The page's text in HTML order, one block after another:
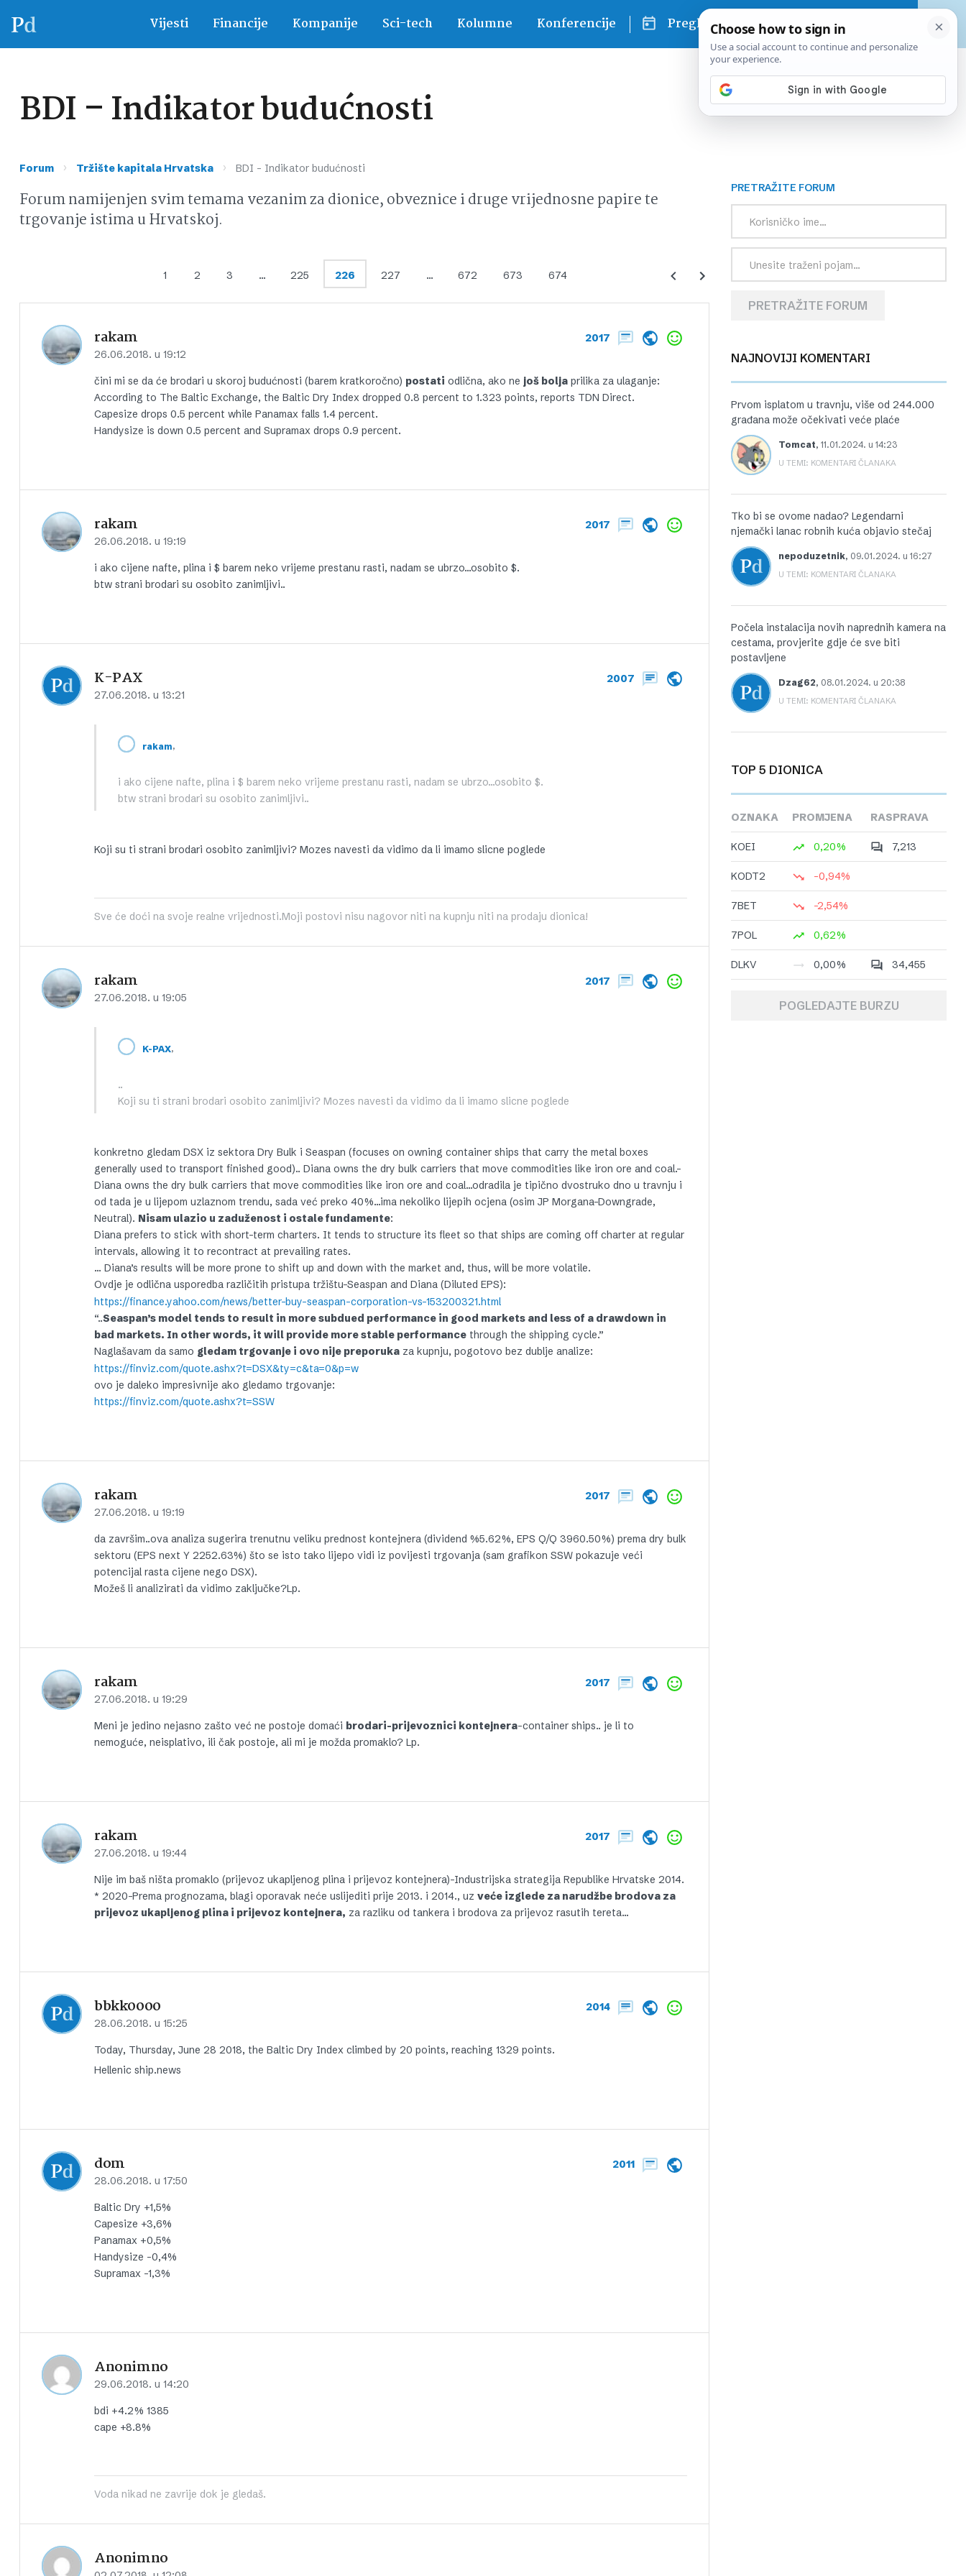
Vijesti Financije Kompanije Sci-tech Kolumne Konferencije Pregled dana
BDI – Indikator budućnosti
Forum › Tržište kapitala Hrvatska › BDI – Indikator budućnosti
Forum namijenjen svim temama vezanim za dionice, obveznice i druge vrijednosne papire te
trgovanje istima u Hrvatskoj.
1 2 3 … 225 226 227 … 672 673 674
rakam
26.06.2018. u 19:12
2017
čini mi se da će brodari u skoroj budućnosti (barem kratkoročno) postati odlična, ako ne još bolja prilika za ulaganje:
According to The Baltic Exchange, the Baltic Dry Index dropped 0.8 percent to 1.323 points, reports TDN Direct.
Capesize drops 0.5 percent while Panamax falls 1.4 percent.
Handysize is down 0.5 percent and Supramax drops 0.9 percent.
rakam
26.06.2018. u 19:19
2017
i ako cijene nafte, plina i $ barem neko vrijeme prestanu rasti, nadam se ubrzo…osobito $.
btw strani brodari su osobito zanimljivi..
K-PAX
27.06.2018. u 13:21
2007
rakam,
i ako cijene nafte, plina i $ barem neko vrijeme prestanu rasti, nadam se ubrzo…osobito $.
btw strani brodari su osobito zanimljivi..
Koji su ti strani brodari osobito zanimljivi? Mozes navesti da vidimo da li imamo slicne poglede
Sve će doći na svoje realne vrijednosti.Moji postovi nisu nagovor niti na kupnju niti na prodaju dionica!
rakam
27.06.2018. u 19:05
2017
K-PAX,
..
Koji su ti strani brodari osobito zanimljivi? Mozes navesti da vidimo da li imamo slicne poglede
konkretno gledam DSX iz sektora Dry Bulk i Seaspan (focuses on owning container ships that carry the metal boxes
generally used to transport finished good).. Diana owns the dry bulk carriers that move commodities like iron ore and coal.-
Diana owns the dry bulk carriers that move commodities like iron ore and coal…odradila je tipično dvostruko dno u travnju i
od tada je u lijepom uzlaznom trendu, sada već preko 40%…ima nekoliko lijepih ocjena (osim JP Morgana-Downgrade,
Neutral). Nisam ulazio u zaduženost i ostale fundamente:
Diana prefers to stick with short-term charters. It tends to structure its fleet so that ships are coming off charter at regular
intervals, allowing it to recontract at prevailing rates.
… Diana’s results will be more prone to shift up and down with the market and, thus, will be more volatile.
Ovdje je odlična usporedba različitih pristupa tržištu-Seaspan and Diana (Diluted EPS):
https://finance.yahoo.com/news/better-buy-seaspan-corporation-vs-153200321.html
“..Seaspan’s model tends to result in more subdued performance in good markets and less of a drawdown in
bad markets. In other words, it will provide more stable performance through the shipping cycle.”
Naglašavam da samo gledam trgovanje i ovo nije preporuka za kupnju, pogotovo bez dublje analize:
https://finviz.com/quote.ashx?t=DSX&ty=c&ta=0&p=w
ovo je daleko impresivnije ako gledamo trgovanje:
https://finviz.com/quote.ashx?t=SSW
rakam
27.06.2018. u 19:19
2017
da završim..ova analiza sugerira trenutnu veliku prednost kontejnera (dividend %5.62%, EPS Q/Q 3960.50%) prema dry bulk
sektoru (EPS next Y 2252.63%) što se isto tako lijepo vidi iz povijesti trgovanja (sam grafikon SSW pokazuje veći
potencijal rasta cijene nego DSX).
Možeš li analizirati da vidimo zaključke?Lp.
rakam
27.06.2018. u 19:29
2017
Meni je jedino nejasno zašto već ne postoje domaći brodari-prijevoznici kontejnera-container ships.. je li to
nemoguće, neisplativo, ili čak postoje, ali mi je možda promaklo? Lp.
rakam
27.06.2018. u 19:44
2017
Nije im baš ništa promaklo (prijevoz ukapljenog plina i prijevoz kontejnera)-Industrijska strategija Republike Hrvatske 2014.
* 2020-Prema prognozama, blagi oporavak neće uslijediti prije 2013. i 2014., uz veće izglede za narudžbe brodova za
prijevoz ukapljenog plina i prijevoz kontejnera, za razliku od tankera i brodova za prijevoz rasutih tereta…
bbkk0000
28.06.2018. u 15:25
2014
Today, Thursday, June 28 2018, the Baltic Dry Index climbed by 20 points, reaching 1329 points.
Hellenic ship.news
dom
28.06.2018. u 17:50
2011
Baltic Dry +1,5%
Capesize +3,6%
Panamax +0,5%
Handysize -0,4%
Supramax -1,3%
Anonimno
29.06.2018. u 14:20
bdi +4.2% 1385
cape +8.8%
Voda nikad ne zavrije dok je gledaš.
Anonimno
PRETRAŽITE FORUM
PRETRAŽITE FORUM
NAJNOVIJI KOMENTARI
Prvom isplatom u travnju, više od 244.000
građana može očekivati veće plaće
Tomcat, 11.01.2024. u 14:23
U TEMI: KOMENTARI ČLANAKA
Tko bi se ovome nadao? Legendarni
njemački lanac robnih kuća objavio stečaj
nepoduzetnik, 09.01.2024. u 16:27
U TEMI: KOMENTARI ČLANAKA
Počela instalacija novih naprednih kamera na
cestama, provjerite gdje će sve biti
postavljene
Dzag62, 08.01.2024. u 20:38
U TEMI: KOMENTARI ČLANAKA
TOP 5 DIONICA
OZNAKA PROMJENA RASPRAVA
KOEI 0,20% 7,213
KODT2 -0,94%
7BET -2,54%
7POL 0,62%
DLKV 0,00% 34,455
POGLEDAJTE BURZU